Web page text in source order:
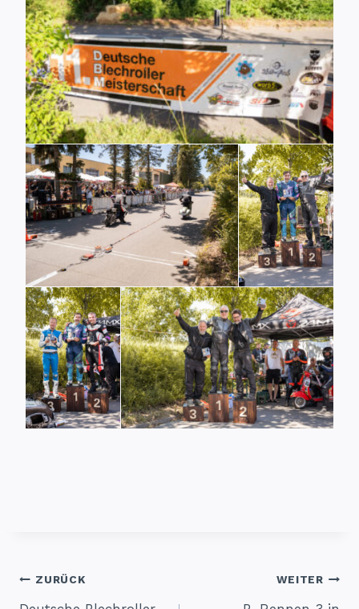
Beitragsnavigation
ZURÜCK WEITER